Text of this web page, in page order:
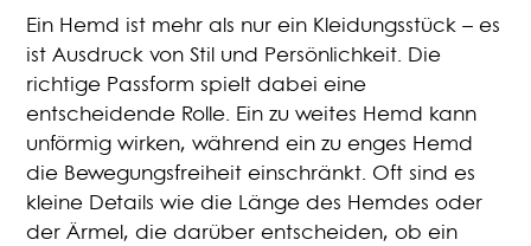
Ein Hemd ist mehr als nur ein Kleidungsstück – es
ist Ausdruck von Stil und Persönlichkeit. Die
richtige Passform spielt dabei eine
entscheidende Rolle. Ein zu weites Hemd kann
unförmig wirken, während ein zu enges Hemd
die Bewegungsfreiheit einschränkt. Oft sind es
kleine Details wie die Länge des Hemdes oder
der Ärmel, die darüber entscheiden, ob ein